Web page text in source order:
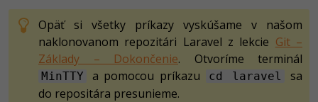
UML
Algoritmy -41%
Umelá inteligencia -10%
Linux a UNIX
Siete
Kybernetická bezpečnost
Video
Ostatné
Fórum
Opäť si všetky príkazy vyskúšame v našom
naklonovanom repozitári Laravel z lekcie Git –
Základy – Dokončenie. Otvoríme terminál
MinTTY a pomocou príkazu cd laravel
sa
do repositára presunieme.